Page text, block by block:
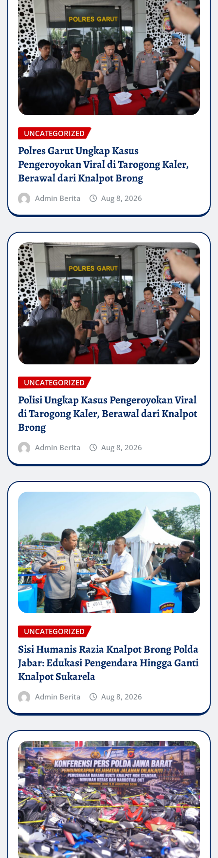
UNCATEGORIZED
Polres Garut Ungkap Kasus
Pengeroyokan Viral di Tarogong Kaler,
Berawal dari Knalpot Brong
Admin Berita Aug 8, 2026
UNCATEGORIZED
Polisi Ungkap Kasus Pengeroyokan Viral
di Tarogong Kaler, Berawal dari Knalpot
Brong
Admin Berita Aug 8, 2026
UNCATEGORIZED
Sisi Humanis Razia Knalpot Brong Polda
Jabar: Edukasi Pengendara Hingga Ganti
Knalpot Sukarela
Admin Berita Aug 8, 2026